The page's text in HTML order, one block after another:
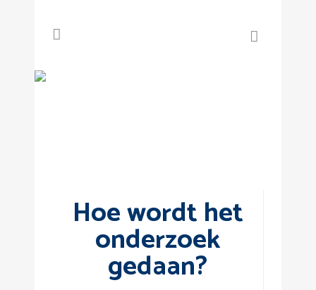
Hoe wordt het
onderzoek
gedaan?